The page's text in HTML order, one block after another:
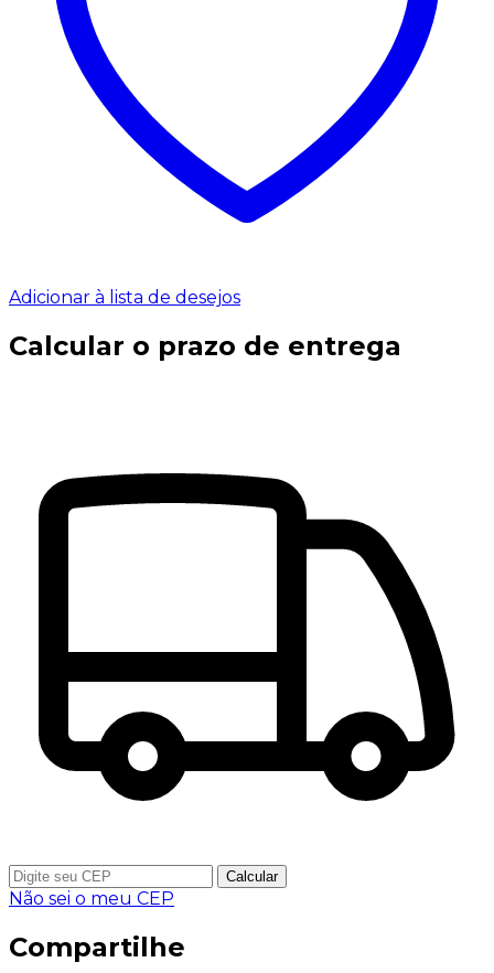
Adicionar à lista de desejos
Calcular o prazo de entrega
Calcular
Não sei o meu CEP
Compartilhe